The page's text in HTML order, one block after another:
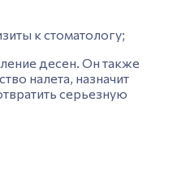
к стоматологу;
десен. Он также
налета, назначит
серьезную